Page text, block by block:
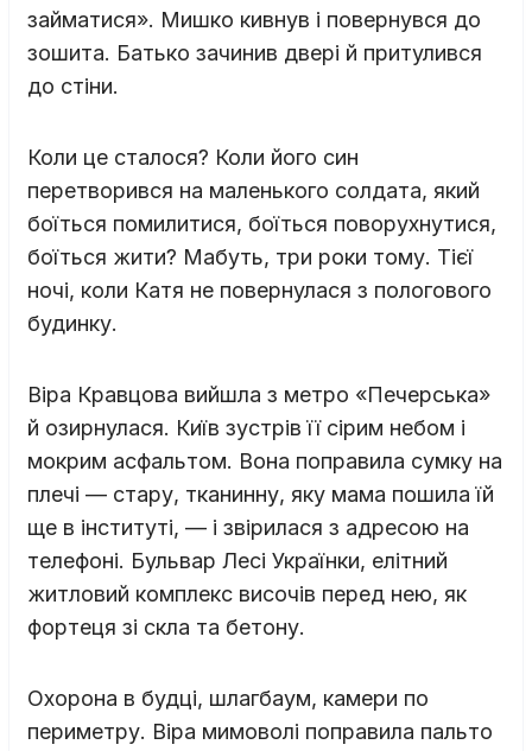
займатися». Мишко кивнув і повернувся до
зошита. Батько зачинив двері й притулився
до стіни.
Коли це сталося? Коли його син
перетворився на маленького солдата, який
боїться помилитися, боїться поворухнутися,
боїться жити? Мабуть, три роки тому. Тієї
ночі, коли Катя не повернулася з пологового
будинку.
Віра Кравцова вийшла з метро «Печерська»
й озирнулася. Київ зустрів її сірим небом і
мокрим асфальтом. Вона поправила сумку на
плечі — стару, тканинну, яку мама пошила їй
ще в інституті, — і звірилася з адресою на
телефоні. Бульвар Лесі Українки, елітний
житловий комплекс височів перед нею, як
фортеця зі скла та бетону.
Охорона в будці, шлагбаум, камери по
периметру. Віра мимоволі поправила пальто